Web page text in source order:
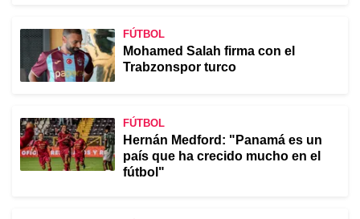
FÚTBOL
Mohamed Salah firma con el
Trabzonspor turco
FÚTBOL
Hernán Medford: "Panamá es un
país que ha crecido mucho en el
fútbol"